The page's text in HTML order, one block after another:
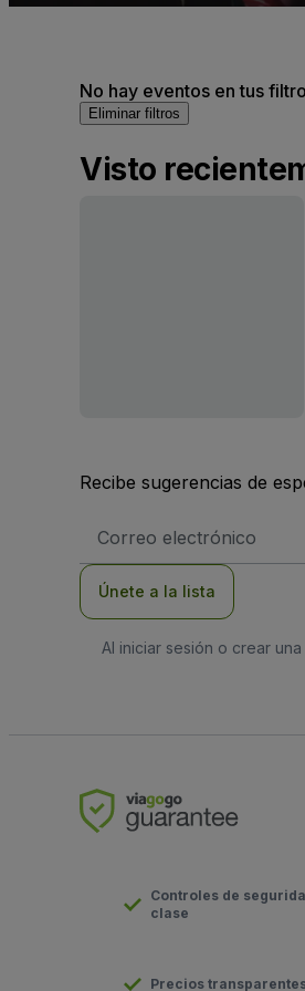
No hay eventos en tus
Eliminar filtros
Visto
Recibe sugerencias de
de
Únete a la lista
Al iniciar sesión o crear
Controles de
clase
Precios